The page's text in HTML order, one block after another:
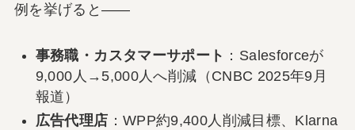
例を挙げると――
事務職・カスタマーサポート ：Salesforceが
9,000人→5,000人へ削減（CNBC 2025年9月
報道）
広告代理店 ：WPP約9,400人削減目標、Klarna